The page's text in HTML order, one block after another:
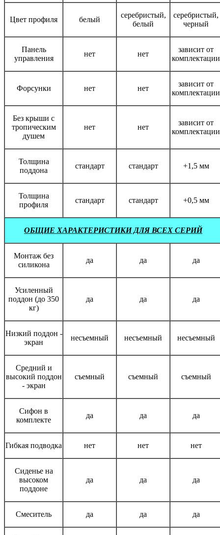
Цвет профиля белый
серебристый,
белый
серебристый,
черный
Панель
управления
нет нет
зависит от
комплектации
Форсунки нет нет
зависит от
комплектации
Без крыши с
тропическим
душем
нет нет
зависит от
комплектации
Толщина
поддона
стандарт стандарт +1,5 мм
Толщина
профиля
стандарт стандарт +0,5 мм
ОБЩИЕ ХАРАКТЕРИСТИКИ ДЛЯ ВСЕХ СЕРИЙ
Монтаж без
силикона
да да да
Усиленный
поддон (до 350
кг)
да да да
Низкий поддон -
экран
несъемный несъемный несъемный
Средний и
высокий поддон
- экран
съемный съемный съемный
Сифон в
комплекте
да да да
Гибкая подводка нет нет нет
Сиденье на
высоком
поддоне
да да да
Смеситель да да да